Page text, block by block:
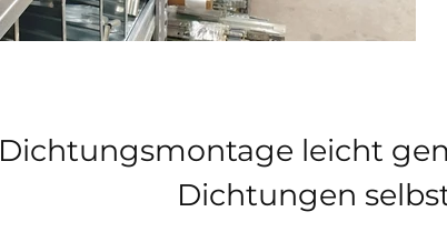
Dichtungsmontage leicht
Dichtungen